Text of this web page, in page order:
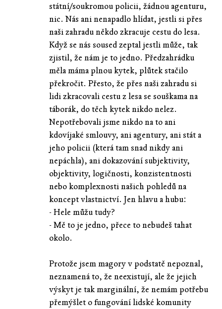
státní/soukromou policii, žádnou agenturu,
nic. Nás ani nenapadlo hlídat, jestli si přes
naši zahradu někdo zkracuje cestu do lesa.
Když se nás soused zeptal jestli může, tak
zjistil, že nám je to jedno. Předzahrádku
měla máma plnou kytek, plůtek stačilo
překročit. Přesto, že přes naši zahradu si
lidi zkracovali cestu z lesa se souškama na
táborák, do těch kytek nikdo nelez.
Nepotřebovali jsme nikdo na to ani
kdovíjaké smlouvy, ani agentury, ani stát a
jeho policii (která tam snad nikdy ani
nepáchla), ani dokazování subjektivity,
objektivity, logičnosti, konzistentnosti
nebo komplexnosti našich pohledů na
koncept vlastnictví. Jen hlavu a hubu:
- Hele můžu tudy?
- Mě to je jedno, přece to nebudeš tahat
okolo.
Protože jsem magory v podstatě nepoznal,
neznamená to, že neexistují, ale že jejich
výskyt je tak marginální, že nemám potřebu
přemýšlet o fungování lidské komunity